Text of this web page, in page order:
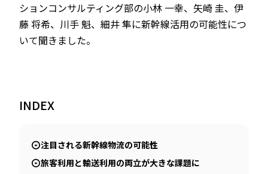
ションコンサルティング部の小林 一幸、矢崎 圭、伊
藤 将希、川手 魁、細井 隼に新幹線活用の可能性につ
いて聞きました。
INDEX
注目される新幹線物流の可能性
旅客利用と輸送利用の両立が大きな課題に